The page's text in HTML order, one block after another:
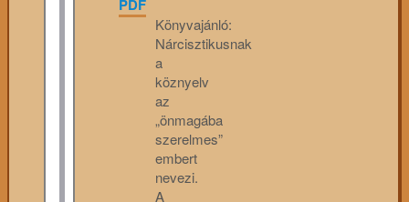
PDF
Könyvajánló:
Nárcisztikusnak
a
köznyelv
az
„önmagába
szerelmes”
embert
nevezi.
A